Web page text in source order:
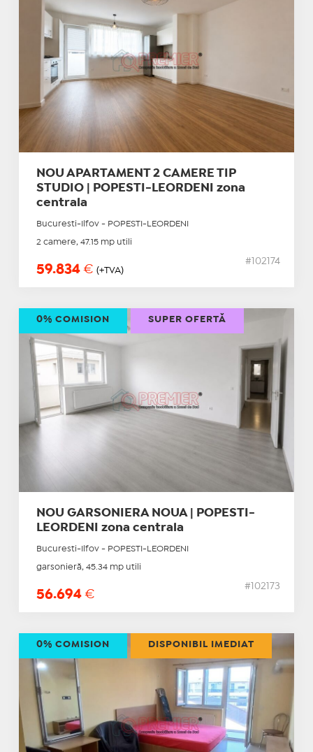
NOU APARTAMENT 2 CAMERE TIP
STUDIO | POPESTI-LEORDENI zona
centrala
Bucuresti-Ilfov - POPESTI-LEORDENI
2 camere, 47.15 mp utili
59.834 € (+TVA)
#102174
NOU GARSONIERA NOUA | POPESTI-
LEORDENI zona centrala
Bucuresti-Ilfov - POPESTI-LEORDENI
garsonieră, 45.34 mp utili
56.694 €
#102173
0% COMISION SUPER OFERTĂ
0% COMISION DISPONIBIL IMEDIAT